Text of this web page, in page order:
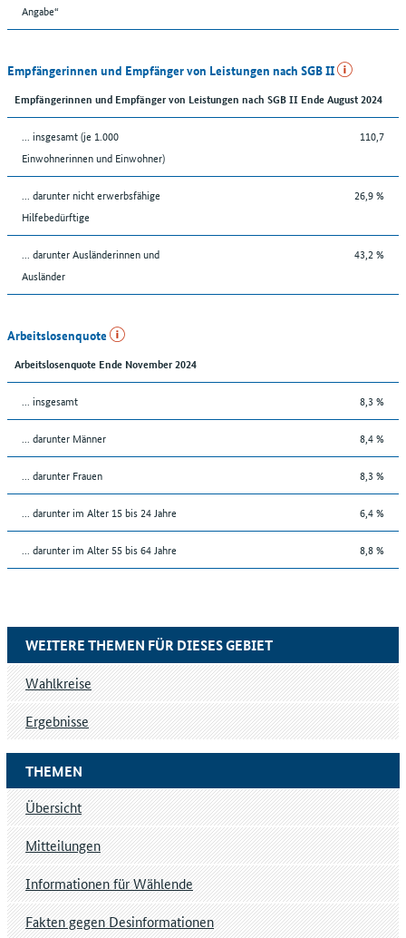
Angabe“
Empfängerinnen und Empfänger von Leistungen nach SGB II
Empfängerinnen und Empfänger von Leistungen nach SGB II Ende August 2024
... insgesamt (je 1.000
Einwohnerinnen und Einwohner)
110,7
... darunter nicht erwerbsfähige
Hilfebedürftige
26,9 %
... darunter Ausländerinnen und
Ausländer
43,2 %
Arbeitslosenquote
Arbeitslosenquote Ende November 2024
... insgesamt 8,3 %
... darunter Männer 8,4 %
... darunter Frauen 8,3 %
... darunter im Alter 15 bis 24 Jahre 6,4 %
... darunter im Alter 55 bis 64 Jahre 8,8 %
THEMEN
Übersicht
Mitteilungen
Informationen für Wählende
Fakten gegen Desinformationen
WEITERE THEMEN FÜR DIESES GEBIET
Wahlkreise
Ergebnisse